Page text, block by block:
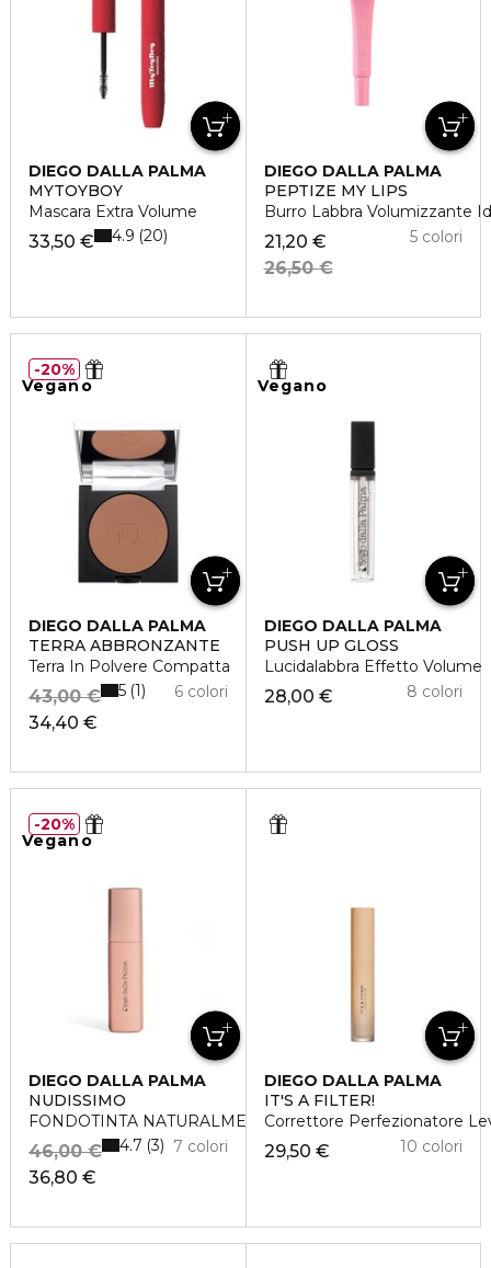
DIEGO DALLA PALMA
MYTOYBOY
Mascara Extra Volume
33,50 € 4.9 20
DIEGO DALLA PALMA
PEPTIZE MY LIPS
Burro Labbra Volumizzante
21,20 €
26,50 €
5 colori
Vegano
DIEGO DALLA PALMA
TERRA ABBRONZANTE
Terra In Polvere Compatta
34,40 €
43,00 € 6 colori
5 1
20%
Vegano
DIEGO DALLA PALMA
PUSH UP GLOSS
Lucidalabbra Effetto Volume
28,00 € 8 colori
Vegano
DIEGO DALLA PALMA
NUDISSIMO
FONDOTINTA NATURALMENTE OPACO
36,80 €
46,00 € 7 colori
4.7 3
20%
DIEGO DALLA PALMA
IT'S A FILTER!
Correttore Perfezionatore
29,50 € 10 colori